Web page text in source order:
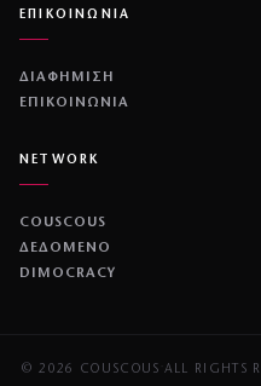
ΕΠΙΚΟΙΝΩΝΙΑ
ΔΙΑΦΗΜΙΣΗ
ΕΠΙΚΟΙΝΩΝΙΑ
NETWORK
COUSCOUS
ΔΕΔΟΜΕΝΟ
DIMOCRACY
© 2026 COUSCOUS ALL RIGHTS